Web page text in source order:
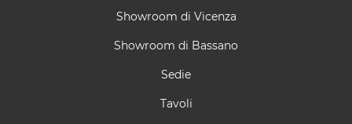
Showroom di Vicenza
Showroom di Bassano
Sedie
Tavoli